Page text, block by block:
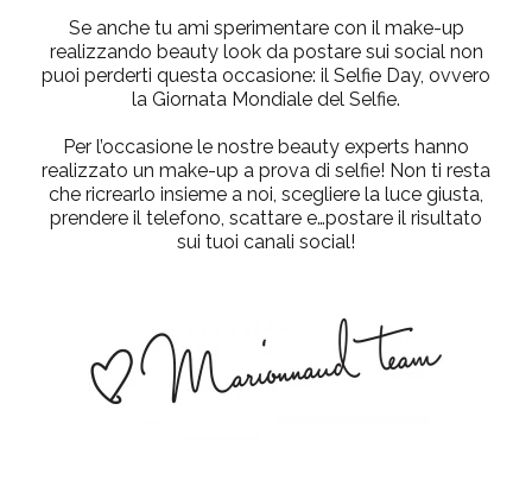
Se anche tu ami sperimentare con il make-up
realizzando beauty look da postare sui social non
puoi perderti questa occasione: il Selfie Day, ovvero
la Giornata Mondiale del Selfie.
Per l’occasione le nostre beauty experts hanno
realizzato un make-up a prova di selfie! Non ti resta
che ricrearlo insieme a noi, scegliere la luce giusta,
prendere il telefono, scattare e…postare il risultato
sui tuoi canali social!